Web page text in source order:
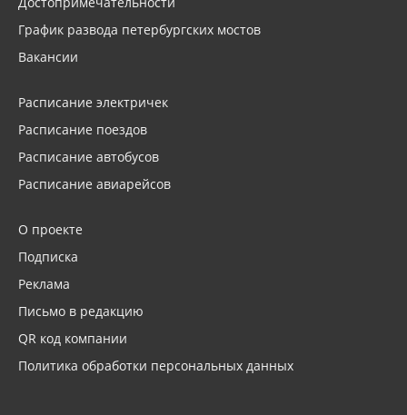
График развода петербургских мостов
Вакансии
Расписание электричек
Расписание поездов
Расписание автобусов
Расписание авиарейсов
О проекте
Подписка
Реклама
Письмо в редакцию
QR код компании
Политика обработки персональных данных